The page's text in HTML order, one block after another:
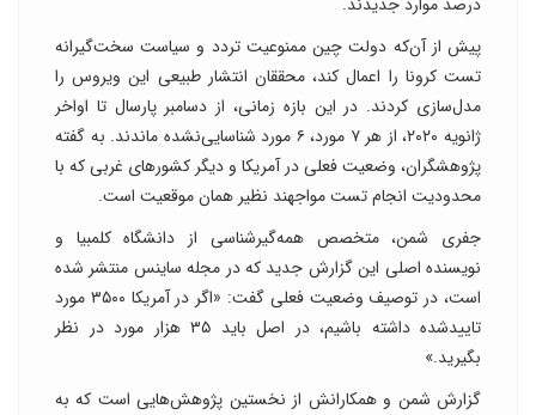
پیش از آن‌که دولت چین ممنوعیت تردد و سیاست سخت‌گیرانه
تست کرونا را اعمال کند، محققان انتشار طبیعی این ویروس را
مدل‌سازی کردند. در این بازه زمانی، از دسامبر پارسال تا اواخر
ژانویه ۲۰۲۰، از هر ۷ مورد، ۶ مورد شناسایی‌نشده ماندند. به گفته
پژوهشگران، وضعیت فعلی در آمریکا و دیگر کشورهای غربی که با
محدودیت انجام تست مواجهند نظیر همان موقعیت است.
جفری شمن، متخصص همه‌گیرشناسی از دانشگاه کلمبیا و
نویسنده اصلی این گزارش جدید که در مجله ساینس منتشر شده
است، در توصیف وضعیت فعلی گفت: «اگر در آمریکا ۳۵۰۰ مورد
تایید‌شده داشته باشیم، در اصل باید ۳۵ هزار مورد در نظر
بگیرید.»
گزارش شمن و همکارانش از نخستین پژوهش‌هایی است که به